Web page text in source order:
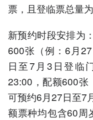
票，且登临票总量
新预约时段安排为
600张（例：6月
日至7月3日登临
23:00，配额600张
可预约6月27日至7
额票种均包含60周